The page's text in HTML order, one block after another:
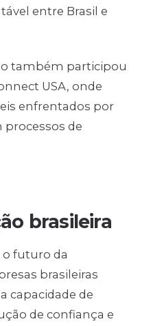
entre Brasil e
também participou
USA, onde
enfrentados por
de
brasileira
o futuro da
brasileiras
capacidade de
de confiança e